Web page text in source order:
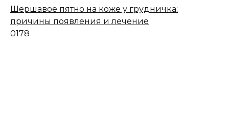
Шершавое пятно на коже у грудничка:
причины появления и лечение
0178